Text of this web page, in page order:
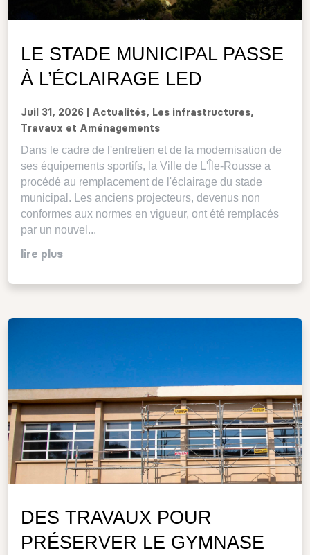
LE STADE MUNICIPAL PASSE
À L’ÉCLAIRAGE LED
Juil 31, 2026 Actualités, Les infrastructures,
Travaux et Aménagements
Dans le cadre de l'entretien et de la modernisation de
ses équipements sportifs, la Ville de L'Île-Rousse a
procédé au remplacement de l'éclairage du stade
municipal. Les anciens projecteurs, devenus non
conformes aux normes en vigueur, ont été remplacés
par un nouvel...
lire plus
DES TRAVAUX POUR
PRÉSERVER LE GYMNASE